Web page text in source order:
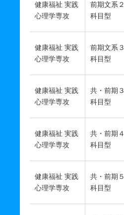
健康福祉 実践
心理学専攻
前期文系２
科目型
健康福祉 実践
心理学専攻
前期文系３
科目型
健康福祉 実践
心理学専攻
共・前期３
科目型
健康福祉 実践
心理学専攻
共・前期４
科目型
健康福祉 実践
心理学専攻
共・前期５
科目型